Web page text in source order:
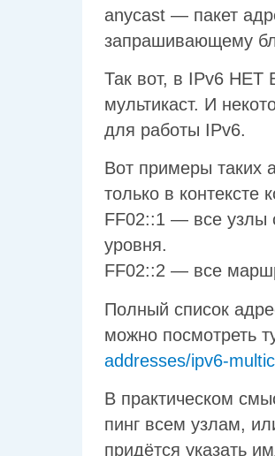
anycast — пакет
запрашивающему
Так вот, в IPv6
мультикаст. И
для работы IPv6.
Вот примеры таких
только в контексте
FF02::1 — все узлы
уровня.
FF02::2 — все
Полный список
можно посмотреть
addresses/ipv6-
В практическом
пинг всем узлам,
придётся указать